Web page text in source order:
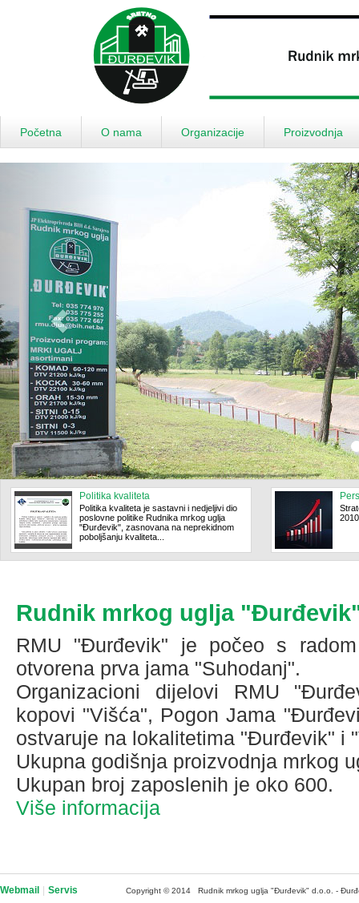
Početna O nama Organizacije Proizvodnja
Politika kvaliteta
Politika kvaliteta je sastavni i nedjeljivi dio
poslovne politike Rudnika mrkog uglja
"Đurđevik", zasnovana na neprekidnom
poboljšanju kvaliteta...
Rudnik mrkog uglja
RMU "Đurđevik" je počeo s
otvorena prva jama "Suhodanj".
Organizacioni dijelovi RMU
kopovi "Višća", Pogon Jama
ostvaruje na lokalitetima "Đurđevik" i
Ukupna godišnja proizvodnja mrkog
Ukupan broj zaposlenih je oko 600.
Više informacija
Webmail Servis Copyright © 2014 Rudnik mrkog uglja "Đurđevik" d.o.o. -